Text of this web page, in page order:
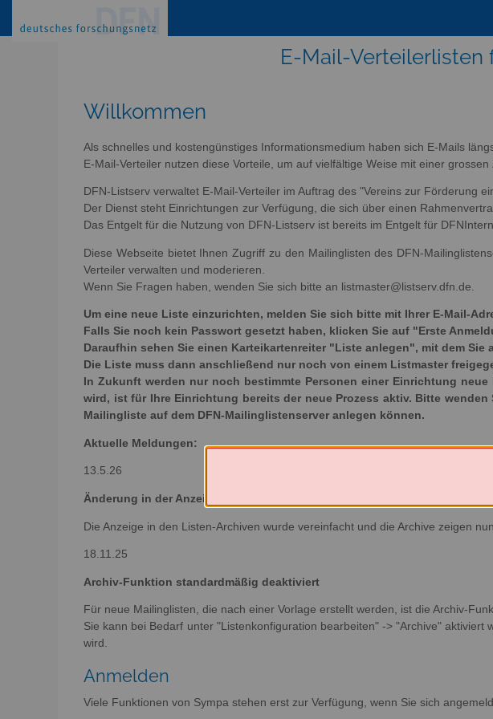
E-Mail-Verteilerlisten
Willkommen
Als schnelles und kostengünstiges Informationsmedium haben sich E-Mails
E-Mail-Verteiler nutzen diese Vorteile, um auf vielfältige Weise mit einer
DFN-Listserv verwaltet E-Mail-Verteiler im Auftrag des "Vereins zur Förderung
Der Dienst steht Einrichtungen zur Verfügung, die sich über einen
Das Entgelt für die Nutzung von DFN-Listserv ist bereits im Entgelt für
Diese Webseite bietet Ihnen Zugriff zu den Mailinglisten des DFN-
Verteiler verwalten und moderieren.
Wenn Sie Fragen haben, wenden Sie sich bitte an listmaster@listserv.dfn.de.
Um eine neue Liste einzurichten, melden Sie sich bitte mit Ihrer E-Mail-
Falls Sie noch kein Passwort gesetzt haben, klicken Sie auf "Erste
Daraufhin sehen Sie einen Karteikartenreiter "Liste anlegen", mit dem
Die Liste muss dann anschließend nur noch von einem Listmaster
In Zukunft werden nur noch bestimmte Personen einer Einrichtung
wird, ist für Ihre Einrichtung bereits der neue Prozess aktiv. Bitte
Mailingliste auf dem DFN-Mailinglistenserver anlegen können.
Aktuelle Meldungen:
13.5.26
Änderung in der Anzeige der Archive
Die Anzeige in den Listen-Archiven wurde vereinfacht und die Archive zeigen
18.11.25
Archiv-Funktion standardmäßig deaktiviert
Für neue Mailinglisten, die nach einer Vorlage erstellt werden, ist die Archiv-
Sie kann bei Bedarf unter "Listenkonfiguration bearbeiten" -> "Archive"
wird.
Anmelden
Viele Funktionen von Sympa stehen erst zur Verfügung, wenn Sie sich